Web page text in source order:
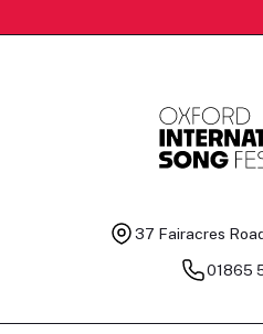
37 Fairacres
01865